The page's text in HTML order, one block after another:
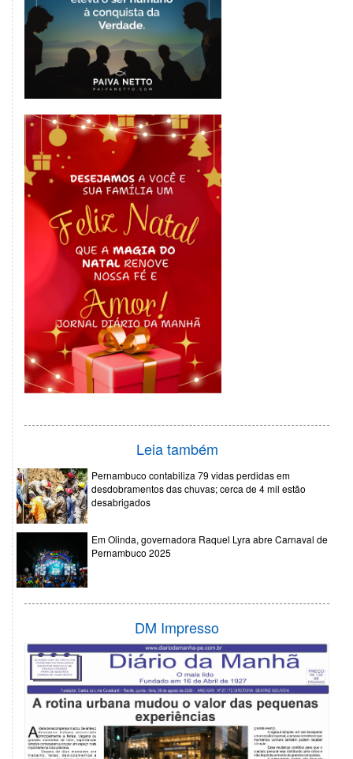
Leia também
Pernambuco contabiliza 79 vidas perdidas em
desdobramentos das chuvas; cerca de 4 mil estão
desabrigados
Em Olinda, governadora Raquel Lyra abre Carnaval de
Pernambuco 2025
DM Impresso